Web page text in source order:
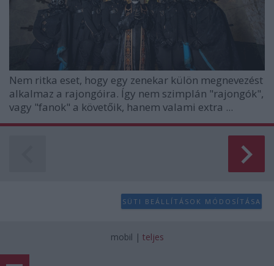
Nem ritka eset, hogy egy zenekar külön megnevezést
alkalmaz a rajongóira. Így nem szimplán "rajongók",
vagy "fanok" a követőik, hanem valami extra ...
SÜTI BEÁLLÍTÁSOK MÓDOSÍTÁSA
mobil | teljes